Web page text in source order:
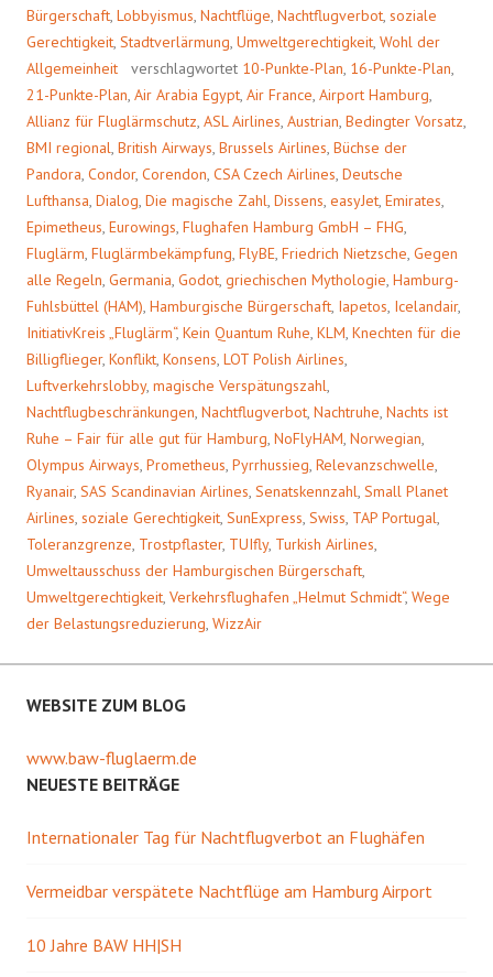
Bürgerschaft, Lobbyismus, Nachtflüge, Nachtflugverbot, soziale
Gerechtigkeit, Stadtverlärmung, Umweltgerechtigkeit, Wohl der
Allgemeinheit
verschlagwortet 10-Punkte-Plan, 16-Punkte-Plan,
21-Punkte-Plan, Air Arabia Egypt, Air France, Airport Hamburg,
Allianz für Fluglärmschutz, ASL Airlines, Austrian, Bedingter Vorsatz,
BMI regional, British Airways, Brussels Airlines, Büchse der
Pandora, Condor, Corendon, CSA Czech Airlines, Deutsche
Lufthansa, Dialog, Die magische Zahl, Dissens, easyJet, Emirates,
Epimetheus, Eurowings, Flughafen Hamburg GmbH – FHG,
Fluglärm, Fluglärmbekämpfung, FlyBE, Friedrich Nietzsche, Gegen
alle Regeln, Germania, Godot, griechischen Mythologie, Hamburg-
Fuhlsbüttel (HAM), Hamburgische Bürgerschaft, Iapetos, Icelandair,
InitiativKreis „Fluglärm“, Kein Quantum Ruhe, KLM, Knechten für die
Billigflieger, Konflikt, Konsens, LOT Polish Airlines,
Luftverkehrslobby, magische Verspätungszahl,
Nachtflugbeschränkungen, Nachtflugverbot, Nachtruhe, Nachts ist
Ruhe – Fair für alle gut für Hamburg, NoFlyHAM, Norwegian,
Olympus Airways, Prometheus, Pyrrhussieg, Relevanzschwelle,
Ryanair, SAS Scandinavian Airlines, Senatskennzahl, Small Planet
Airlines, soziale Gerechtigkeit, SunExpress, Swiss, TAP Portugal,
Toleranzgrenze, Trostpflaster, TUIfly, Turkish Airlines,
Umweltausschuss der Hamburgischen Bürgerschaft,
Umweltgerechtigkeit, Verkehrsflughafen „Helmut Schmidt“, Wege
der Belastungsreduzierung, WizzAir
WEBSITE ZUM BLOG
www.baw-fluglaerm.de
NEUESTE BEITRÄGE
Internationaler Tag für Nachtflugverbot an Flughäfen
Vermeidbar verspätete Nachtflüge am Hamburg Airport
10 Jahre BAW HH|SH